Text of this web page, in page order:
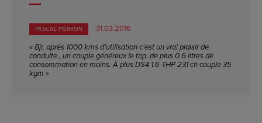
PASCAL PIERRON
31.03.2016
« Bjr, après 1000 kms d’utilisation c’est un vrai plaisir de
conduite , un couple généreux le top. de plus 0.6 litres de
consommation en moins. À plus DS4 1.6 THP 231 ch couple 35
kgm »